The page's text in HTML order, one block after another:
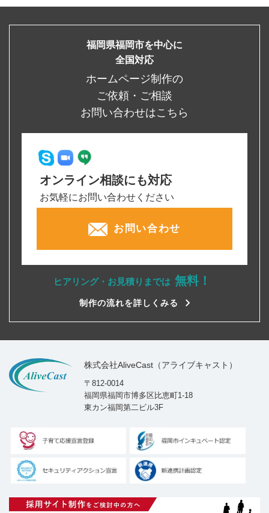
福岡県福岡市を中心に
全国対応
ホームページ制作の
ご依頼・ご相談
お問い合わせはこちら
オンライン相談にも対応
お気軽にお問い合わせください
お問い合わせ
ヒアリング・お見積りまでは 無料！
制作の流れを詳しくみる
株式会社AliveCast（アライブキャスト）
〒812-0014
福岡県福岡市博多区比恵町1-18
東カン福岡第二ビル3F